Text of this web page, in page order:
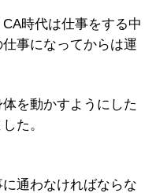
時代は仕事をする中
事になってからは運
を動かすようにした
た。
通わなければならな